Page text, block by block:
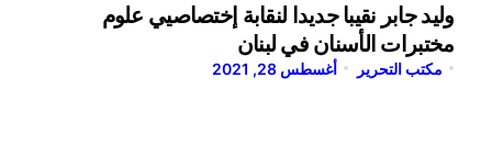
وليد جابر نقيبا جديدا لنقابة إختصاصيي علوم
مختبرات الأسنان في لبنان
مكتب التحرير أغسطس 28, 2021